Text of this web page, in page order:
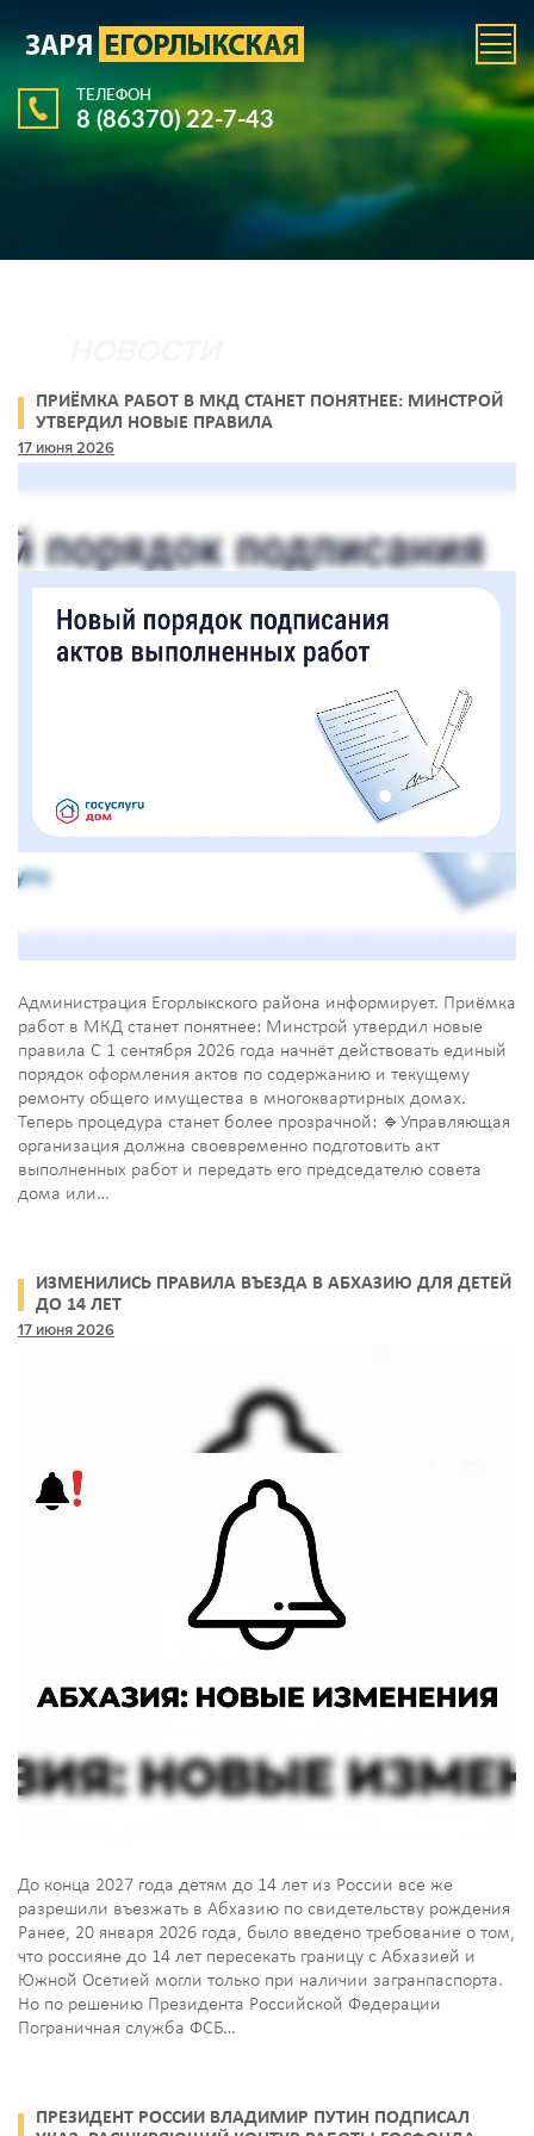
ТЕЛЕФОН
8 (86370) 22-7-43
ПРИЁМКА РАБОТ В МКД СТАНЕТ ПОНЯТНЕЕ: МИНСТРОЙ
УТВЕРДИЛ НОВЫЕ ПРАВИЛА
17 июня 2026
Администрация Егорлыкского района информирует. Приёмка
работ в МКД станет понятнее: Минстрой утвердил новые
правила С 1 сентября 2026 года начнёт действовать единый
порядок оформления актов по содержанию и текущему
ремонту общего имущества в многоквартирных домах.
Теперь процедура станет более прозрачной: 🔹Управляющая
организация должна своевременно подготовить акт
выполненных работ и передать его председателю совета
дома или…
ИЗМЕНИЛИСЬ ПРАВИЛА ВЪЕЗДА В АБХАЗИЮ ДЛЯ ДЕТЕЙ
ДО 14 ЛЕТ
17 июня 2026
До конца 2027 года детям до 14 лет из России все же
разрешили въезжать в Абхазию по свидетельству рождения
Ранее, 20 января 2026 года, было введено требование о том,
что россияне до 14 лет пересекать границу с Абхазией и
Южной Осетией могли только при наличии загранпаспорта.
Но по решению Президента Российской Федерации
Пограничная служба ФСБ…
ПРЕЗИДЕНТ РОССИИ ВЛАДИМИР ПУТИН ПОДПИСАЛ